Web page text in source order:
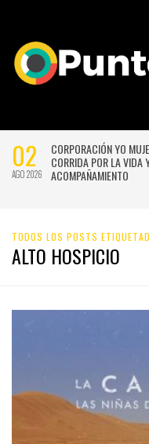
02
AGO 2026
CORPORACIÓN YO
CORRIDA POR LA VIDA
ACOMPAÑAMIENTO
TODOS LOS POSTS
ALTO HOSPICIO